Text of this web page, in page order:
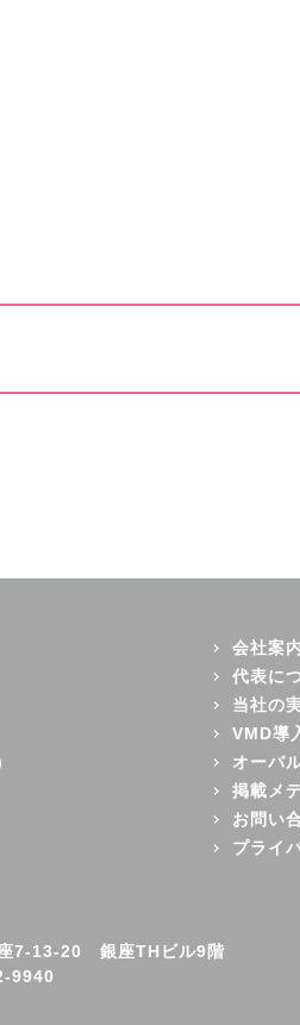
会社案内
代表に
当社の
VMD導
オーバ
掲載メ
お問い
プライ
7-13-20 銀座THビル9階
9940